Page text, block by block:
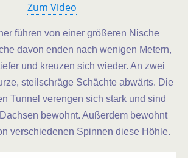
Zum Video
führen von einer größeren Nische
davon enden nach wenigen Metern,
und kreuzen sich wieder. An zwei
steilschräge Schächte abwärts. Die
Tunnel verengen sich stark und sind
bewohnt. Außerdem bewohnt
verschiedenen Spinnen diese Höhle.